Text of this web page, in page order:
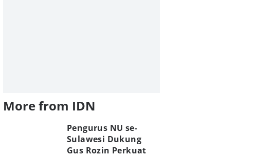
More from IDN
Pengurus NU se-
Sulawesi Dukung
Gus Rozin Perkuat